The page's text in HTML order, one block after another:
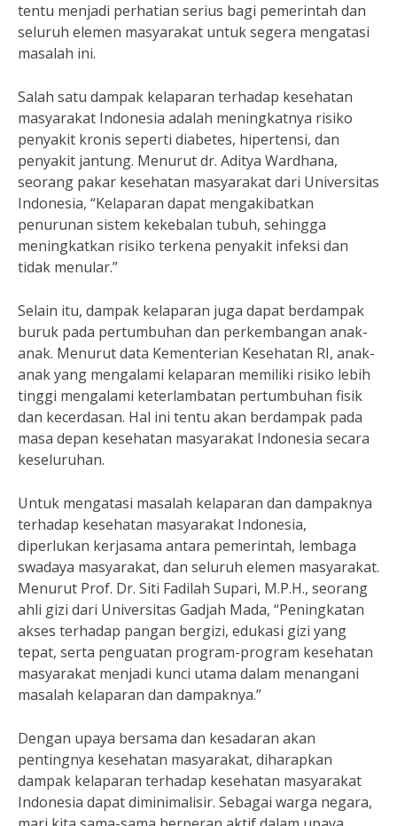
tentu menjadi perhatian serius bagi pemerintah dan
seluruh elemen masyarakat untuk segera mengatasi
masalah ini.
Salah satu dampak kelaparan terhadap kesehatan
masyarakat Indonesia adalah meningkatnya risiko
penyakit kronis seperti diabetes, hipertensi, dan
penyakit jantung. Menurut dr. Aditya Wardhana,
seorang pakar kesehatan masyarakat dari Universitas
Indonesia, “Kelaparan dapat mengakibatkan
penurunan sistem kekebalan tubuh, sehingga
meningkatkan risiko terkena penyakit infeksi dan
tidak menular.”
Selain itu, dampak kelaparan juga dapat berdampak
buruk pada pertumbuhan dan perkembangan anak-
anak. Menurut data Kementerian Kesehatan RI, anak-
anak yang mengalami kelaparan memiliki risiko lebih
tinggi mengalami keterlambatan pertumbuhan fisik
dan kecerdasan. Hal ini tentu akan berdampak pada
masa depan kesehatan masyarakat Indonesia secara
keseluruhan.
Untuk mengatasi masalah kelaparan dan dampaknya
terhadap kesehatan masyarakat Indonesia,
diperlukan kerjasama antara pemerintah, lembaga
swadaya masyarakat, dan seluruh elemen masyarakat.
Menurut Prof. Dr. Siti Fadilah Supari, M.P.H., seorang
ahli gizi dari Universitas Gadjah Mada, “Peningkatan
akses terhadap pangan bergizi, edukasi gizi yang
tepat, serta penguatan program-program kesehatan
masyarakat menjadi kunci utama dalam menangani
masalah kelaparan dan dampaknya.”
Dengan upaya bersama dan kesadaran akan
pentingnya kesehatan masyarakat, diharapkan
dampak kelaparan terhadap kesehatan masyarakat
Indonesia dapat diminimalisir. Sebagai warga negara,